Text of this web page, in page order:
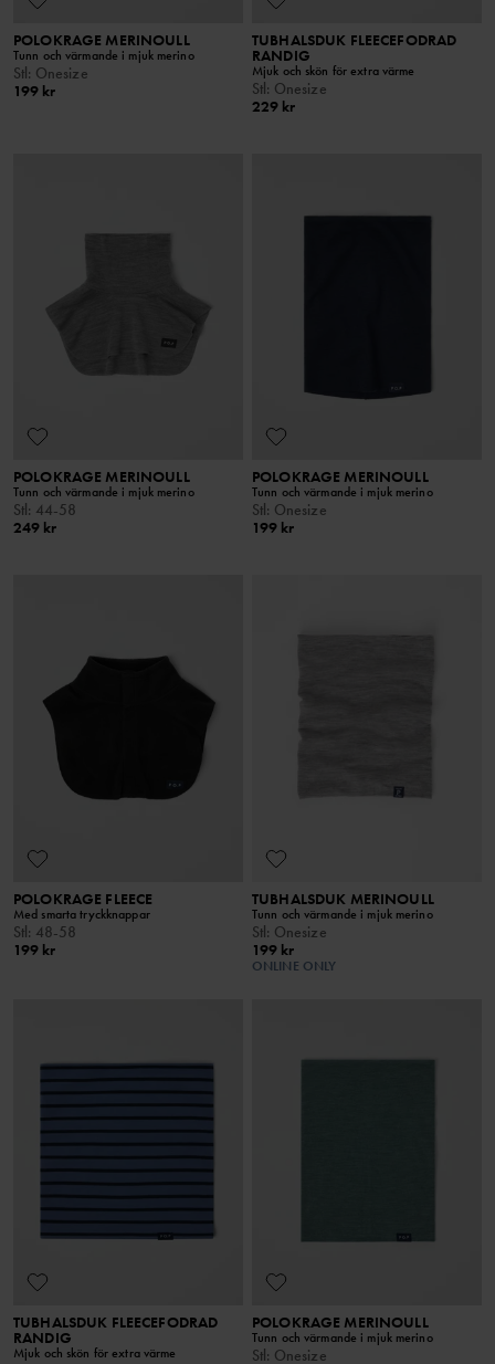
POLOKRAGE MERINOULL
Tunn och värmande i mjuk merino
Stl: Onesize
199 kr
TUBHALSDUK FLEECEFODRAD
RANDIG
Mjuk och skön för extra värme
Stl: Onesize
229 kr
POLOKRAGE MERINOULL
Tunn och värmande i mjuk merino
Stl : 44-58
249 kr
POLOKRAGE MERINOULL
Tunn och värmande i mjuk merino
Stl : Onesize
199 kr
POLOKRAGE FLEECE
Med smarta tryckknappar
Stl: 48-58
199 kr
TUBHALSDUK MERINOULL
Tunn och värmande i mjuk merino
Stl: Onesize
199 kr
ONLINE ONLY
TUBHALSDUK FLEECEFODRAD
RANDIG
Mjuk och skön för extra värme
POLOKRAGE MERINOULL
Tunn och värmande i mjuk merino
Stl: Onesize